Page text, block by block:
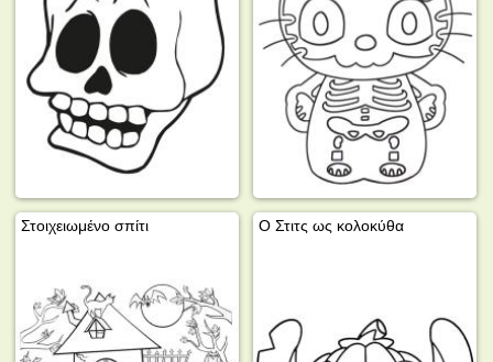
Στοιχειωμένο σπίτι Ο Στιτς ως κολοκύθα